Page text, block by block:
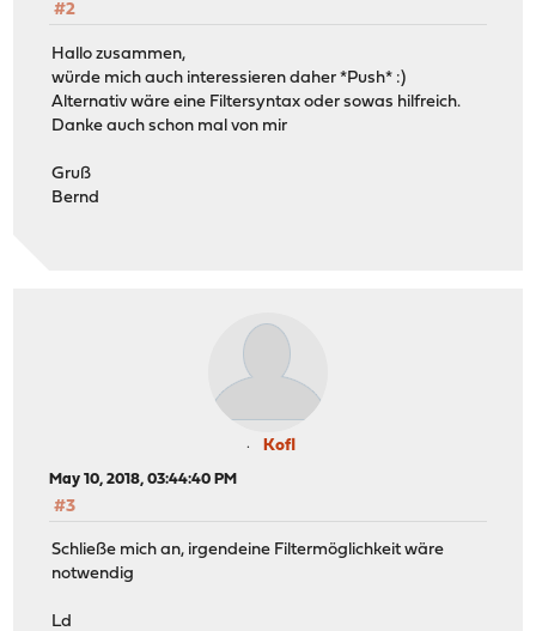
#2
Hallo zusammen,
würde mich auch interessieren daher *Push* :)
Alternativ wäre eine Filtersyntax oder sowas hilfreich.
Danke auch schon mal von mir
Gruß
Bernd
Kofl
May 10, 2018, 03:44:40 PM
#3
Schließe mich an, irgendeine Filtermöglichkeit wäre
notwendig
Ld